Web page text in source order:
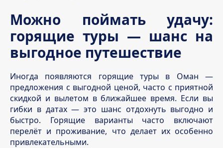
Можно поймать удачу:
горящие туры — шанс на
выгодное путешествие
Иногда появляются горящие туры в Оман —
предложения с выгодной ценой, часто с приятной
скидкой и вылетом в ближайшее время. Если вы
гибки в датах — это шанс отдохнуть выгодно и
быстро. Горящие варианты часто включают
перелёт и проживание, что делает их особенно
привлекательными.